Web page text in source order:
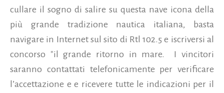
cullare il sogno di salire su questa nave icona della
più grande tradizione nautica italiana, basta
navigare in Internet sul sito di Rtl 102.5 e iscriversi al
concorso "il grande ritorno in mare.
I vincitori
saranno contattati telefonicamente per verificare
l’accettazione e e ricevere tutte le indicazioni per il